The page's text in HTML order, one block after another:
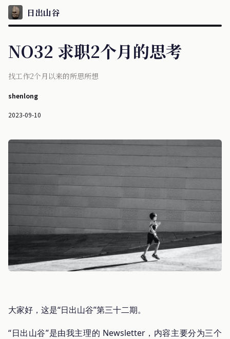
日出山谷
NO32 求职2个月的思考
找工作2个月以来的所思所想
shenlong
2023-09-10
大家好，这是“日出山谷”第三十二期。
“日出山谷”是由我主理的 Newsletter，内容主要分为三个